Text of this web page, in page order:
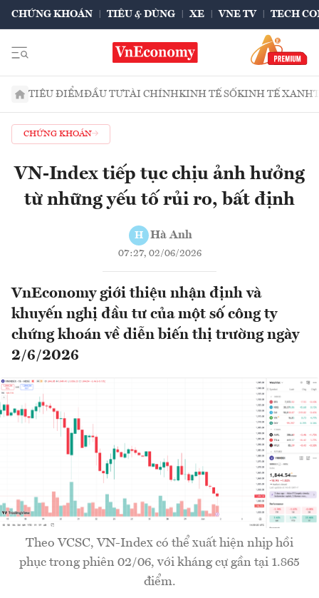
CHỨNG KHOÁN TIÊU & DÙNG XE VNE TV TECH
TIÊU ĐIỂMĐẦU TƯTÀI CHÍNHKINH TẾ SỐKINH TẾ XANH
CHỨNG KHOÁN
VN-Index tiếp tục chịu ảnh hưởng
từ những yếu tố rủi ro, bất định
H Hà Anh
07:27, 02/06/2026
VnEconomy giới thiệu nhận định và
khuyến nghị đầu tư của một số công ty
chứng khoán về diễn biến thị trường ngày
2/6/2026
Theo VCSC, VN-Index có thể xuất hiện nhịp hồi
phục trong phiên 02/06, với kháng cự gần tại 1.865
điểm.